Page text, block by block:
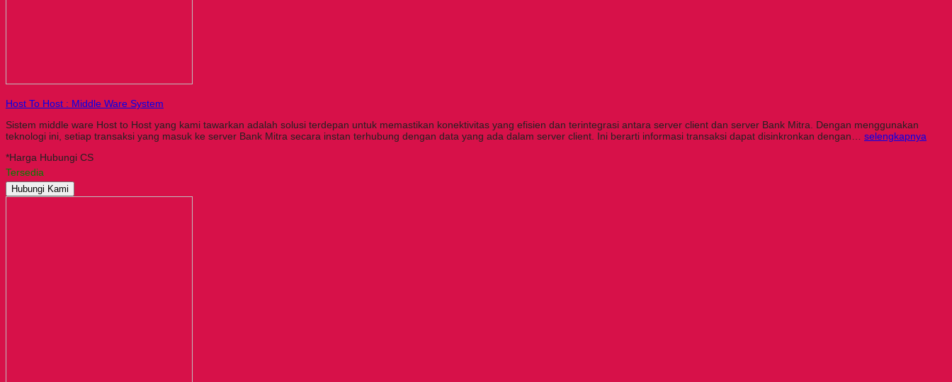
Host To Host : Middle Ware System
Sistem middle ware Host to Host yang kami tawarkan adalah solusi terdepan untuk memastikan konektivitas yang efisien dan terintegrasi antara server client dan server Bank Mitra. Dengan menggunakan
teknologi ini, setiap transaksi yang masuk ke server Bank Mitra secara instan terhubung dengan data yang ada dalam server client. Ini berarti informasi transaksi dapat disinkronkan dengan… selengkapnya
*Harga Hubungi CS
Tersedia
Hubungi Kami